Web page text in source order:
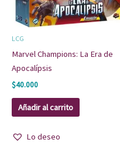
LCG
Marvel Champions: La Era de
Apocalípsis
$40.000
Añadir al carrito
Lo deseo